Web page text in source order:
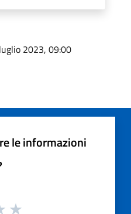
2023, 09:00
le informazioni